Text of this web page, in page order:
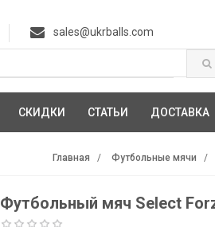
sales@ukrballs.com
СКИДКИ СТАТЬИ ДОСТАВКА
Главная Футбольные мячи
Футбольный мяч Select